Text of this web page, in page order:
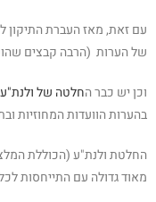
עם זאת, מאז העברת התיקון
של הערות (הרבה קבצים
וכן יש כבר החלטה של ולנת"ע
בהערות הוועדות המחוזיות
מאוד גדולה עם התייחסות